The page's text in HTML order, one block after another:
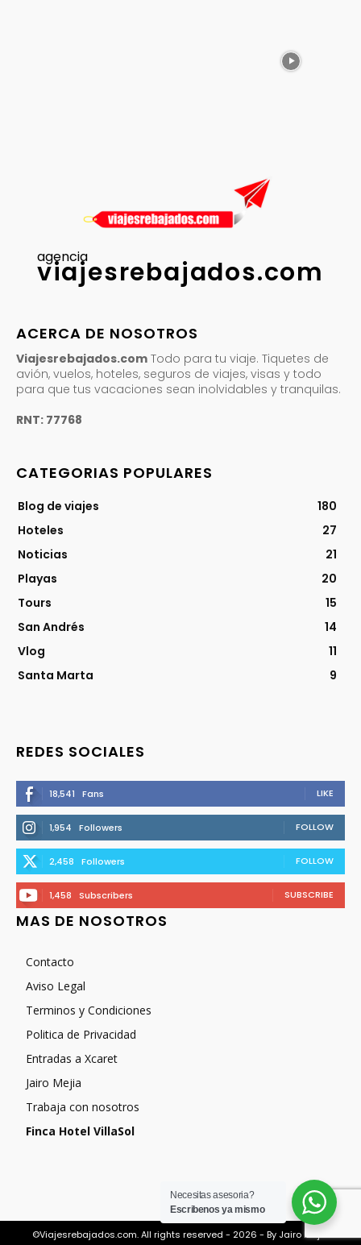
agencia
viajesrebajados.com
ACERCA DE NOSOTROS
Viajesrebajados.com Todo para tu viaje. Tiquetes de
avión, vuelos, hoteles, seguros de viajes, visas y todo
para que tus vacaciones sean inolvidables y tranquilas.
RNT: 77768
CATEGORIAS POPULARES
Blog de viajes
180
Hoteles
27
Noticias
21
Playas
20
Tours
15
San Andrés
14
Vlog
11
Santa Marta
9
REDES SOCIALES
18,541 Fans LIKE
1,954 Followers FOLLOW
2,458 Followers FOLLOW
1,458 Subscribers SUBSCRIBE
MAS DE NOSOTROS
Contacto
Aviso Legal
Terminos y Condiciones
Politica de Privacidad
Entradas a Xcaret
Jairo Mejia
Trabaja con nosotros
Finca Hotel VillaSol
©Viajesrebajados.com. All rights reserved - 2026 - By Jairo Mejia
Necesitas asesoria?
Escribenos ya mismo